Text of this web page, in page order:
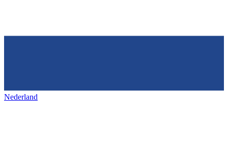
Nederland